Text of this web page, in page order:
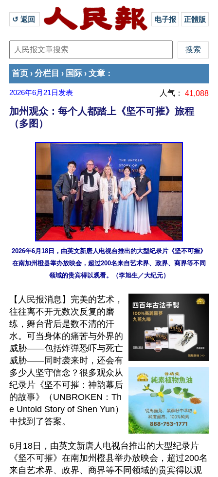
↺ 返回 电子报 正體版
首页 › 分栏目 › 国际 › 文章 ：
2026年6月21日 发表 人气： 41,088
加州观众：每个人都踏上《坚不可摧》旅程
（多图）
2026年6月18日，由英文新唐人电视台推出的大型纪录片《坚不可摧》
在南加州橙县举办放映会，超过200名来自艺术界、政界、商界等不同
领域的贵宾得以观看。（李旭生／大纪元）
【人民报消息】完美的艺术，
往往离不开无数次反复的磨
练，舞台背后是数不清的汗
水。可当身体的痛苦与外界的
威胁——包括炸弹恐吓与死亡
威胁——同时袭来时，还会有
多少人坚守信念？很多观众从
纪录片《坚不可摧：神韵幕后
的故事》（UNBROKEN：Th
e Untold Story of Shen Yun）
中找到了答案。
6月18日，由英文新唐人电视台推出的大型纪录片
《坚不可摧》在南加州橙县举办放映会，超过200名
来自艺术界、政界、商界等不同领域的贵宾得以观